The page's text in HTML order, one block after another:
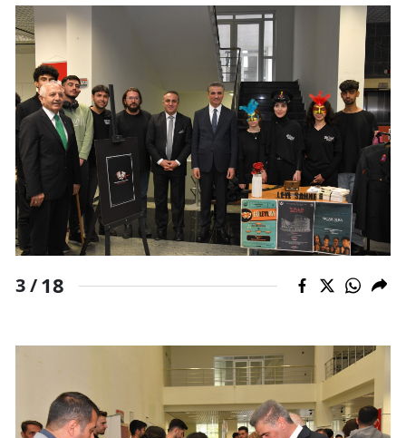
3 /18